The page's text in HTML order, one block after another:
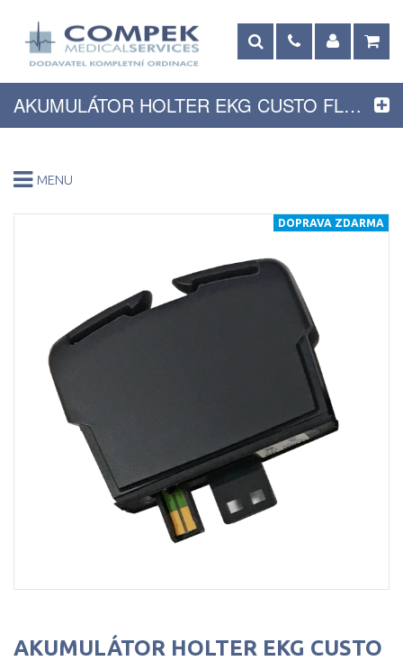
AKUMULÁTOR HOLTER EKG CUSTO FLASH 510
DOPRAVA ZDARMA
AKUMULÁTOR HOLTER EKG CUSTO
MENU